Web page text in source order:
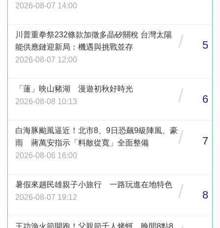
2026-08-07 14:00
川普重拳祭232條款加徵多晶矽關稅 台灣太陽
能供應鏈迎新局：機遇與挑戰並存
2026-08-07 12:00
/ 5
「蓮」映山豬湖 漫遊初秋好時光
2026-08-08 10:13
/ 6
白海豚颱風逼近！北市8、9日恐飆9級陣風、豪
雨 蔣萬安指示「料敵從寬」全面整備
2026-08-06 16:00
/ 7
暑假來趟民雄親子小旅行 一路玩進在地特色
2026-08-07 19:12
/ 8
王功漁火節開跑！父親節千人烤蚵 晚間8點8